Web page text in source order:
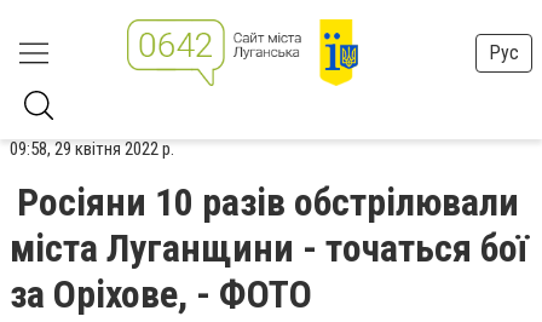
Рус
09:58, 29 квітня 2022 р.
Росіяни 10 разів обстрілювали
міста Луганщини - точаться бої
за Оріхове, - ФОТО